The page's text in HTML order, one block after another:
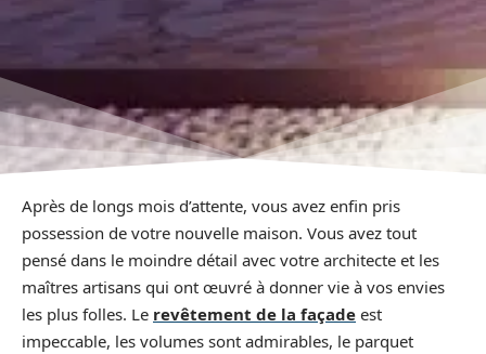
Après de longs mois d’attente, vous avez enfin pris
possession de votre nouvelle maison. Vous avez tout
pensé dans le moindre détail avec votre architecte et les
maîtres artisans qui ont œuvré à donner vie à vos envies
les plus folles. Le revêtement de la façade est
impeccable, les volumes sont admirables, le parquet